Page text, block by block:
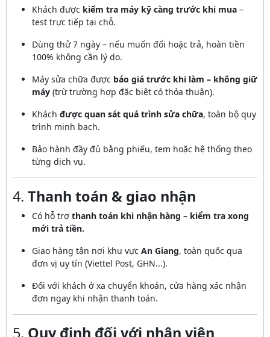
Khách được kiểm tra máy kỹ càng trước khi mua –
test trực tiếp tại chỗ.
Dùng thử 7 ngày – nếu muốn đổi hoặc trả, hoàn tiền
100% không cần lý do.
Máy sửa chữa được báo giá trước khi làm – không giữ
máy (trừ trường hợp đặc biệt có thỏa thuận).
Khách được quan sát quá trình sửa chữa, toàn bộ quy
trình minh bạch.
Bảo hành đầy đủ bằng phiếu, tem hoặc hệ thống theo
từng dịch vụ.
4. Thanh toán & giao nhận
Có hỗ trợ thanh toán khi nhận hàng – kiểm tra xong
mới trả tiền.
Giao hàng tận nơi khu vực An Giang, toàn quốc qua
đơn vị uy tín (Viettel Post, GHN...).
Đối với khách ở xa chuyển khoản, cửa hàng xác nhận
đơn ngay khi nhận thanh toán.
5. Quy định đối với nhân viên